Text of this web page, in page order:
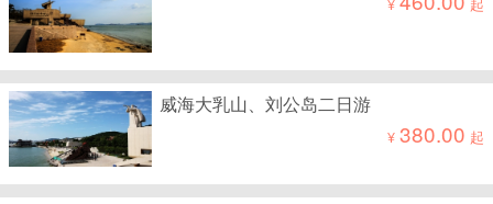
¥ 起
威海大乳山、刘公岛二日游
¥380.00 起